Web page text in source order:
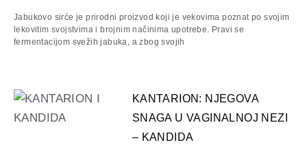
Jabukovo sirće je prirodni proizvod koji je vekovima poznat po svojim
lekovitim svojstvima i brojnim načinima upotrebe. Pravi se
fermentacijom svežih jabuka, a zbog svojih
KANTARION: NJEGOVA
SNAGA U VAGINALNOJ NEZI
– KANDIDA